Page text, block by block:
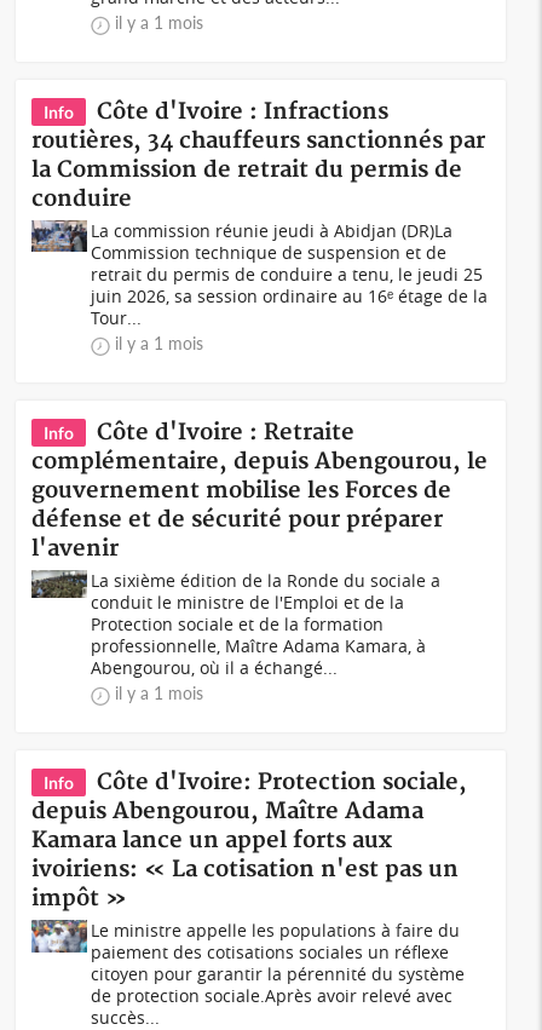
il y a 1 mois
Info
Côte d'Ivoire : Infractions
routières, 34 chauffeurs sanctionnés par
la Commission de retrait du permis de
conduire
La commission réunie jeudi à Abidjan (DR)La
Commission technique de suspension et de
retrait du permis de conduire a tenu, le jeudi 25
juin 2026, sa session ordinaire au 16ᵉ étage de la
Tour...
il y a 1 mois
Info
Côte d'Ivoire : Retraite
complémentaire, depuis Abengourou, le
gouvernement mobilise les Forces de
défense et de sécurité pour préparer
l'avenir
La sixième édition de la Ronde du sociale a
conduit le ministre de l'Emploi et de la
Protection sociale et de la formation
professionnelle, Maître Adama Kamara, à
Abengourou, où il a échangé...
il y a 1 mois
Info
Côte d'Ivoire: Protection sociale,
depuis Abengourou, Maître Adama
Kamara lance un appel forts aux
ivoiriens: « La cotisation n'est pas un
impôt »
Le ministre appelle les populations à faire du
paiement des cotisations sociales un réflexe
citoyen pour garantir la pérennité du système
de protection sociale.Après avoir relevé avec
succès...